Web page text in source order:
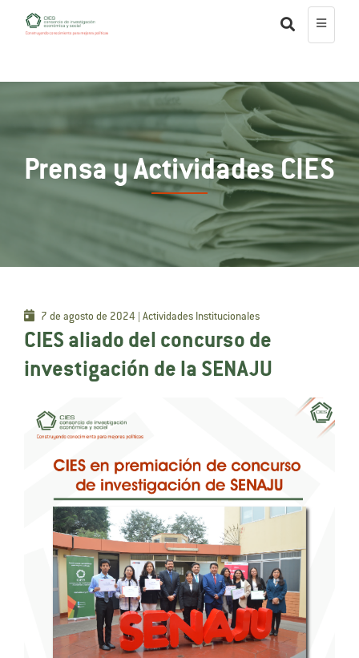
Prensa y Actividades CIES
7 de agosto de 2024 | Actividades Institucionales
CIES aliado del concurso de
investigación de la SENAJU